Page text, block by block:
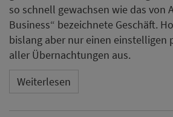
so schnell gewachsen wie das von
Business“ bezeichnete Geschäft.
bislang aber nur einen einstelligen
aller Übernachtungen aus.
Weiterlesen